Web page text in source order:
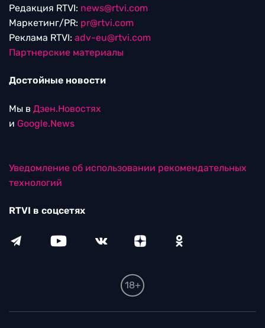
Редакция RTVI: news@rtvi.com
Маркетинг/PR: pr@rtvi.com
Реклама RTVI: adv-eu@rtvi.com
Партнерские материалы
Достойные новости
Мы в Дзен.Новостях
и Google.News
Уведомление об использовании рекомендательных
технологий
RTVI в соцсетях
18+